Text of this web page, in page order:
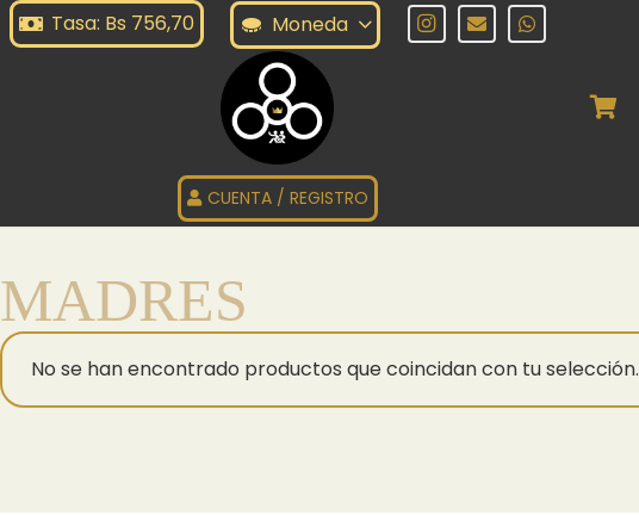
Tasa: Bs 756,70 Moneda
CUENTA / REGISTRO
MADRES
No se han encontrado productos que coincidan con tu selección.